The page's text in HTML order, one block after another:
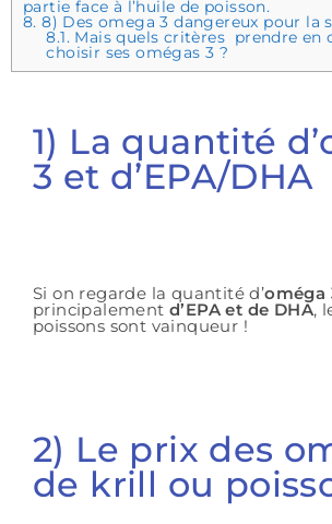
partie face à l’huile de poisson.
8. 8) Des omega 3 dangereux pour la
8.1.Mais quels critères prendre en
choisir ses omégas 3 ?
1) La quantité
3 et d’EPA/DHA
Si on regarde la quantité d’oméga
principalementd’EPA et de DHA,
poissons sont vainqueur !
2) Le prix des
de krill ou